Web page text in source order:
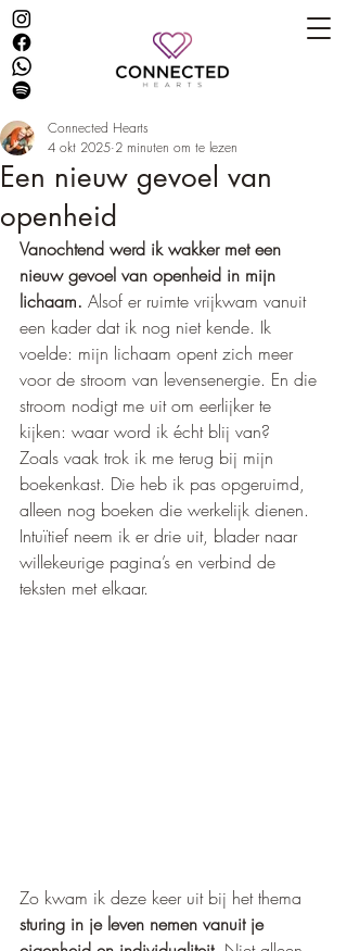
Een nieuw gevoel van
openheid
Connected Hearts
4 okt 2025 2 minuten om te lezen
Vanochtend werd ik wakker met een
nieuw gevoel van openheid in mijn
lichaam. Alsof er ruimte vrijkwam vanuit
een kader dat ik nog niet kende. Ik
voelde: mijn lichaam opent zich meer
voor de stroom van levensenergie. En die
stroom nodigt me uit om eerlijker te
kijken: waar word ik écht blij van?
Zoals vaak trok ik me terug bij mijn
boekenkast. Die heb ik pas opgeruimd,
alleen nog boeken die werkelijk dienen.
Intuïtief neem ik er drie uit, blader naar
willekeurige pagina’s en verbind de
teksten met elkaar.
Zo kwam ik deze keer uit bij het thema
sturing in je leven nemen vanuit je